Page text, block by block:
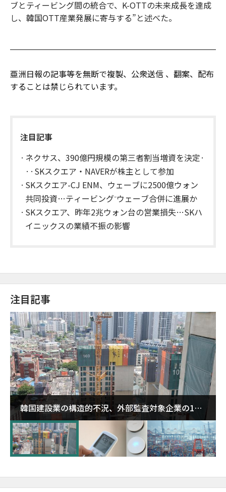
ブとティービング間の統合で、K-OTTの未来成長を達成
し、韓国OTT産業発展に寄与する”と述べた。
亜洲日報の記事等を無断で複製、公衆送信 、翻案、配布
することは禁じられています。
注目記事
ネクサス、390億円規模の第三者割当増資を決定·
··SKスクエア・NAVERが株主として参加
SKスクエア-CJ ENM、ウェーブに2500億ウォン
共同投資…ティービング⁻ウェーブ合併に進展か
SKスクエア、昨年2兆ウォン台の営業損失…SKハ
イニックスの業績不振の影響
注目記事
韓国建設業の構造的不況、外部監査対象企業の1割
超が「ゾンビ企業」に…5年で2.8倍増